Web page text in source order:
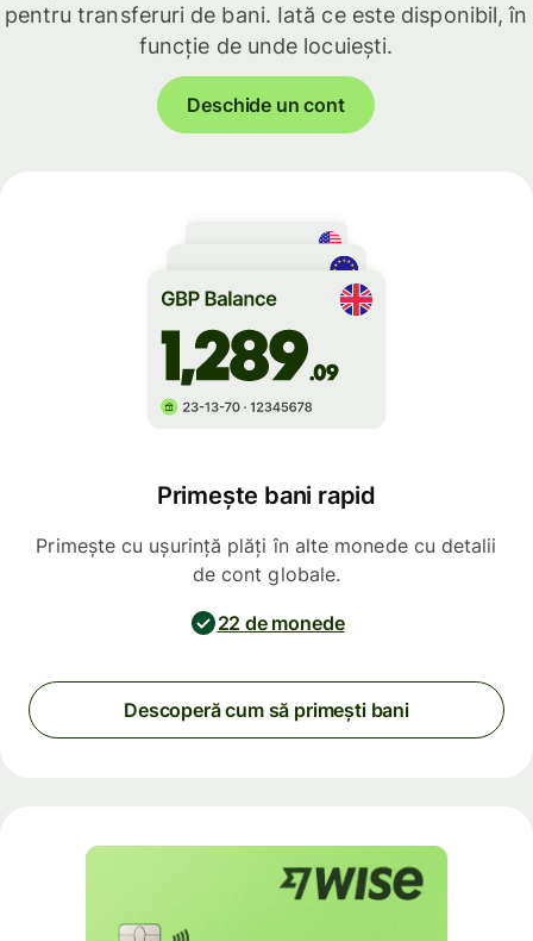
pentru transferuri de bani. Iată ce este disponibil, în
funcție de unde locuiești.
Deschide un cont
Primește bani rapid
Primește cu ușurință plăți în alte monede cu detalii
de cont globale.
22 de monede
Descoperă cum să primești bani